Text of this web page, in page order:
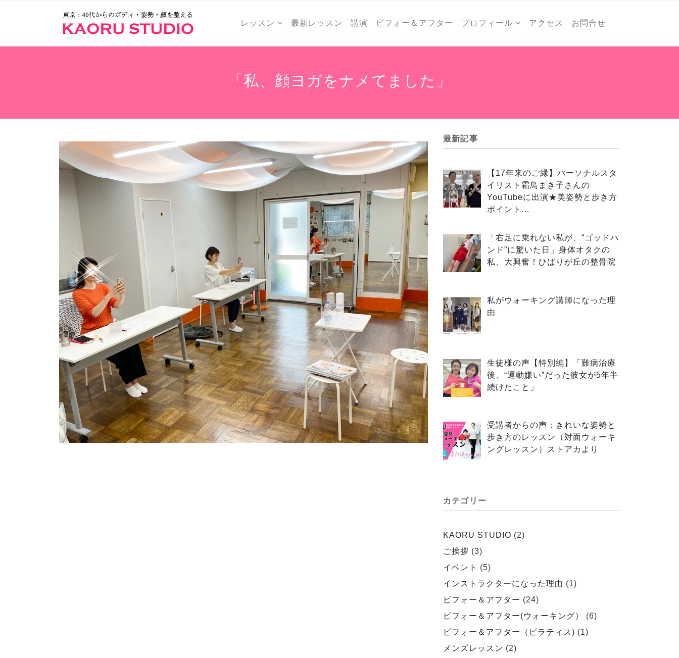
レッスン 最新レッスン 講演 ビフォー＆アフター プロフィール アクセス お問合せ
「私、顔ヨガをナメてました」
最新記事
【17年来のご縁】パーソナルスタ
イリスト霜鳥まき子さんの
YouTubeに出演★美姿勢と歩き方
ポイント…
「右足に乗れない私が、“ゴッドハ
ンド”に驚いた日」身体オタクの
私、大興奮！ひばりが丘の整骨院
私がウォーキング講師になった理
由
生徒様の声【特別編】「難病治療
後、“運動嫌い”だった彼女が5年半
続けたこと」
受講者からの声：きれいな姿勢と
歩き方のレッスン（対面ウォーキ
ングレッスン）ストアカより
カテゴリー
KAORU STUDIO (2)
ご挨拶 (3)
イベント
(5)
インストラクターになった理由 (1)
ビフォー＆アフター (24)
ビフォー＆アフター(ウォーキング）
(6)
ビフォー＆アフター（ピラティス) (1)
メンズレッスン (2)